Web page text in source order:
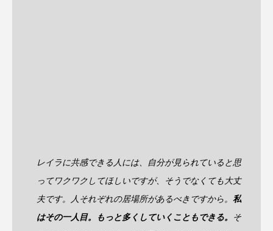
レイラに共感できる人には、自分が見られていると思
ってワクワクしてほしいですが、そうでなくても大丈
夫です。人それぞれの居場所があるべきですから。 私
はその一人目。もっと多くしていくこともできる。 そ